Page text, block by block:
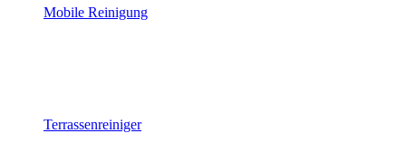
Mobile Reinigung
Terrassenreiniger